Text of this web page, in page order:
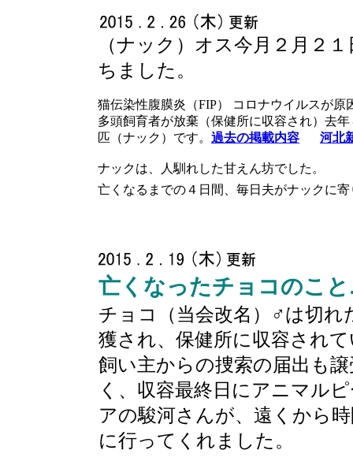
（ナック）オス今月２月２
ちました。
猫伝染性腹膜炎（FIP） コロナウイルスが
多頭飼育者が放棄（保健所に収容され）去
匹（ナック）です。 過去の掲載内容 河北
ナックは、人馴れした甘えん坊でした。
亡くなるまでの４日間、毎日夫がナックに
亡くなったチョコのこと
チョコ（当会改名）♂は切れ
獲され、保健所に収容され
飼い主からの捜索の届出も
く、収容最終日にアニマル
アの駿河さんが、遠くから
に行ってくれました。